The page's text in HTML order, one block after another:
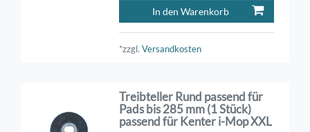
In den Warenkorb
*zzgl.Versandkosten
Treibteller Rund passend für
Pads bis 285 mm (1 Stück)
passend für Kenter i-Mop XXL